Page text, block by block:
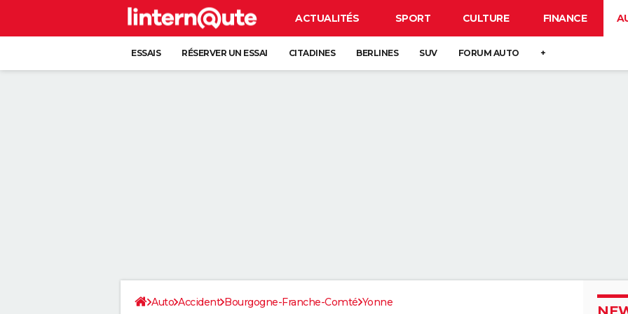
ACTUALITÉS SPORT CULTURE FINANCE
ESSAIS RÉSERVER UN ESSAI CITADINES BERLINES SUV FORUM AUTO +
Auto Accident Bourgogne-Franche-Comté Yonne